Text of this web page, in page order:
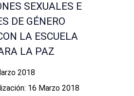
SEXUALES E
DE GÉNERO
LA ESCUELA
LA PAZ
2018
16 Marzo 2018